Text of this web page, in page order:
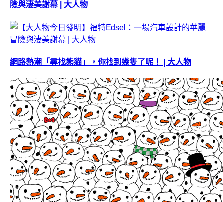
險與淒美謝幕 | 大人物
網路熱潮「尋找熊貓」，你找到幾隻了呢！ | 大人物